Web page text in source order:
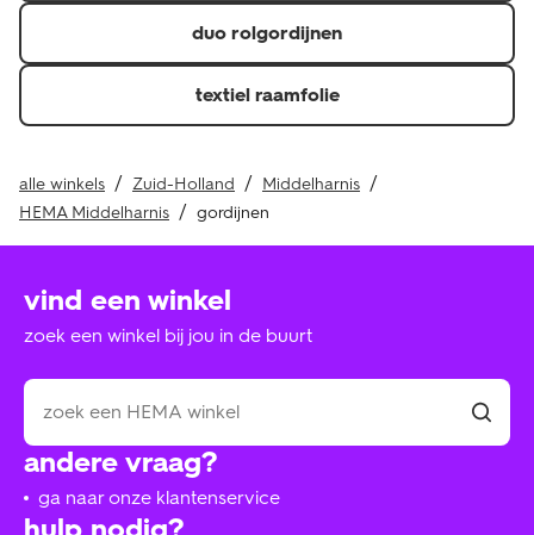
duo rolgordijnen
textiel raamfolie
alle winkels Zuid-Holland
Middelharnis
HEMA Middelharnis
gordijnen
andere vraag?
ga naar onze klantenservice
vind een winkel
zoek een winkel bij jou in de buurt